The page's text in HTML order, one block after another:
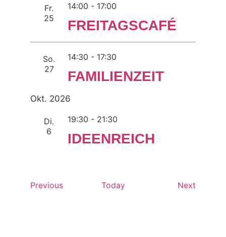
Fr.
25
14:00 - 17:00
FREITAGSCAFÉ
So.
27
14:30 - 17:30
FAMILIENZEIT
Okt. 2026
Di.
6
19:30 - 21:30
IDEENREICH
PreviousEvents Today Next